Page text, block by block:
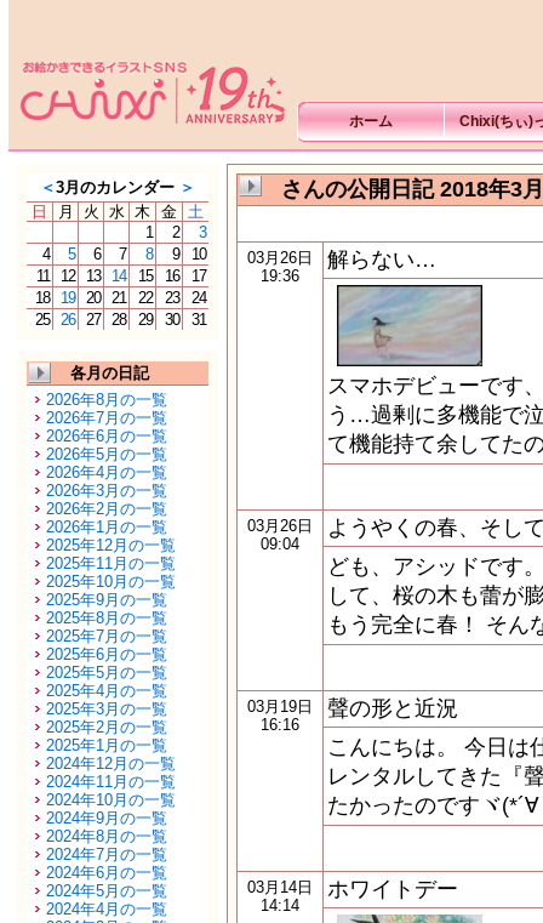
ホーム Chixi(ちぃ)
＜3月のカレンダー ＞
日
月 火 水 木 金 土
1
2
3
4
5 6 7 8 9
10
11
12 13 14 15 16
17
18
19 20 21 22 23
24
25 26 27 28 29 30 31
各月の日記
2026年8月の一覧
2026年7月の一覧
2026年6月の一覧
2026年5月の一覧
2026年4月の一覧
2026年3月の一覧
2026年2月の一覧
2026年1月の一覧
2025年12月の一覧
2025年11月の一覧
2025年10月の一覧
2025年9月の一覧
2025年8月の一覧
2025年7月の一覧
2025年6月の一覧
2025年5月の一覧
2025年4月の一覧
2025年3月の一覧
2025年2月の一覧
2025年1月の一覧
2024年12月の一覧
2024年11月の一覧
2024年10月の一覧
2024年9月の一覧
2024年8月の一覧
2024年7月の一覧
2024年6月の一覧
2024年5月の一覧
2024年4月の一覧
さんの公開日記 2018年3月
03月26日
19:36
解らない…
スマホデビューです
う…過剰に多機能で
て機能持て余してた
03月26日
09:04
ようやくの春、そし
ども、アシッドです
して、桜の木も蕾が
もう完全に春！ そん
03月19日
16:16
聲の形と近況
こんにちは。 今日は
レンタルしてきた『
たかったのですヾ
03月14日
14:14
ホワイトデー